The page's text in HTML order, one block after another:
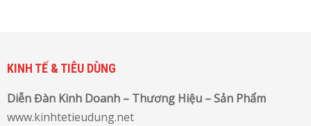
KINH TẾ & TIÊU DÙNG
Diễn Đàn Kinh Doanh – Thương Hiệu – Sản Phẩm
www.kinhtetieudung.net